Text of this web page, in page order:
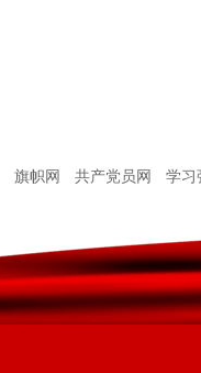
旗帜网 共产党员网 学习